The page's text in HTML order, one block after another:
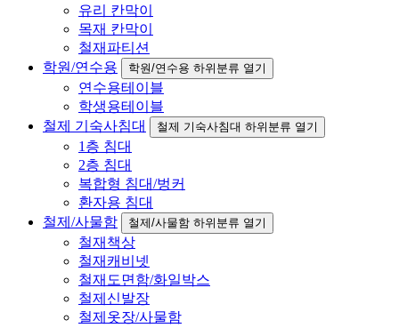
유리 칸막이
목재 칸막이
철재파티션
학원/연수용
학원/연수용 하위분류 열기
연수용테이블
학생용테이블
철제 기숙사침대
철제 기숙사침대 하위분류 열기
1층 침대
2층 침대
복합형 침대/벙커
환자용 침대
철제/사물함
철제/사물함 하위분류 열기
철재책상
철재캐비넷
철재도면함/화일박스
철제신발장
철제옷장/사물함